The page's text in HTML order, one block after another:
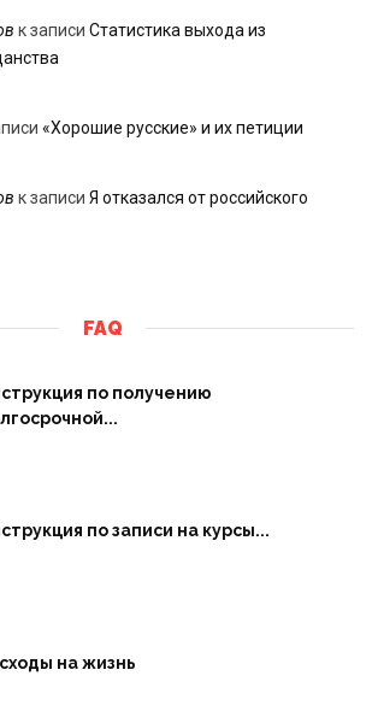
к записи Статистика выхода из
«Хорошие русские» и их петиции
к записи Я отказался от российского
FAQ
по получению
по записи на курсы...
на жизнь